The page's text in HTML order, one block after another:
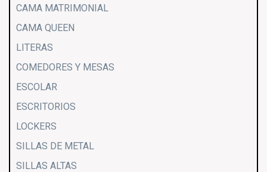
CAMA MATRIMONIAL
CAMA QUEEN
LITERAS
COMEDORES Y MESAS
ESCOLAR
ESCRITORIOS
LOCKERS
SILLAS DE METAL
SILLAS ALTAS